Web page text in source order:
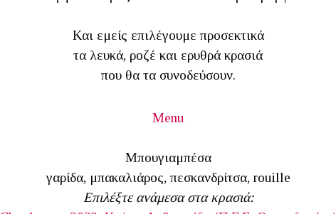
Και εμείς επιλέγουμε προσεκτικά
τα λευκά, ροζέ και ερυθρά κρασιά
που θα τα συνοδεύσουν.
Menu
Μπουγιαμπέσα
γαρίδα, μπακαλιάρος, πεσκανδρίτσα, rouille
Επιλέξτε ανάμεσα στα κρασιά: